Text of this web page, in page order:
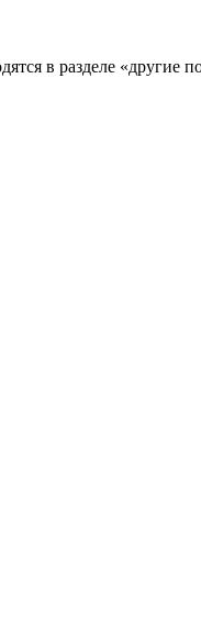
в разделе «другие